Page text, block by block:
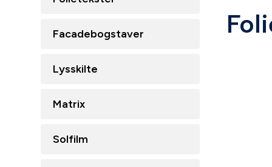
Facadebogstaver
Lysskilte
Matrix
Solfilm